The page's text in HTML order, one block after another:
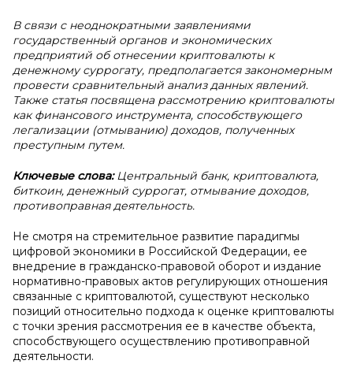
В связи с неоднократными заявлениями
государственный органов и экономических
предприятий об отнесении криптовалюты к
денежному суррогату, предполагается закономерным
провести сравнительный анализ данных явлений.
Также статья посвящена рассмотрению криптовалюты
как финансового инструмента, способствующего
легализации (отмыванию) доходов, полученных
преступным путем.
Ключевые слова:Центральный банк, криптовалюта,
биткоин, денежный суррогат, отмывание доходов,
противоправная деятельность.
Не смотря на стремительное развитие парадигмы
цифровой экономики в Российской Федерации, ее
внедрение в гражданско-правовой оборот и издание
нормативно-правовых актов регулирующих отношения
связанные с криптовалютой, существуют несколько
позиций относительно подхода к оценке криптовалюты
с точки зрения рассмотрения ее в качестве объекта,
способствующего осуществлению противоправной
деятельности.